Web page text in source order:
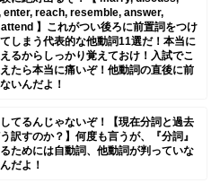
enter, reach, resemble, answer,
】これがつい後ろに前置詞をつけ
しまう代表的な他動詞11選だ！本当に
るからしっかり覚えておけ！入試でこ
たら本当に痛いぞ！他動詞の直後に前
いんだよ！
てるんじゃないぞ！【現在分詞と過去
訳すのか？】何度も言うが、『分詞』
ためには自動詞、他動詞が判っていな
だよ！